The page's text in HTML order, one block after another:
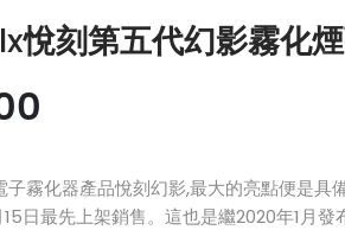
悅刻第五代幻影霧化
子霧化器產品悅刻幻影,最大的亮點便是具
日最先上架銷售。這也是繼2020年1月發